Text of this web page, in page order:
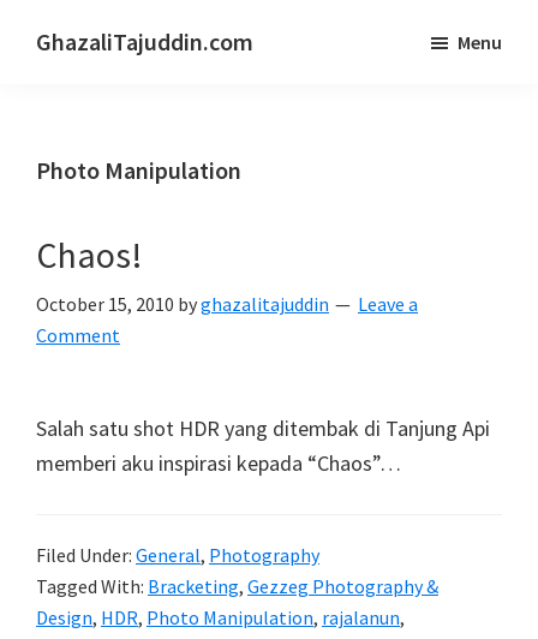
GhazaliTajuddin.com Menu
Photo Manipulation
Chaos!
October 15, 2010 byghazalitajuddin
Leave a
Comment
Salah satu shot HDR yang ditembak di Tanjung Api
memberi aku inspirasi kepada “Chaos”…
Filed Under: General, Photography
Tagged With: Bracketing, Gezzeg Photography &
Design, HDR, Photo Manipulation, rajalanun,